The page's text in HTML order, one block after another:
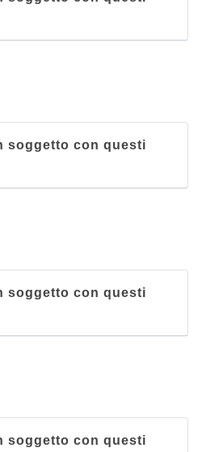
soggetto con questi
soggetto con questi
soggetto con questi